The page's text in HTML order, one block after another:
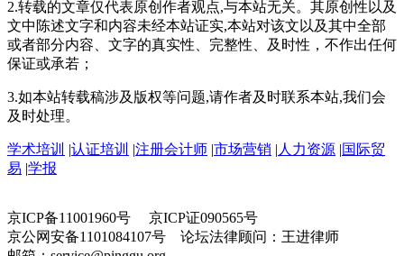
2.转载的文章仅代表原创作者观点,与本站无关。其原创性以及
文中陈述文字和内容未经本站证实,本站对该文以及其中全部
或者部分内容、文字的真实性、完整性、及时性，不作出任何
保证或承若；
3.如本站转载稿涉及版权等问题,请作者及时联系本站,我们会
及时处理。
学术培训 |认证培训 |注册会计师 |市场营销 | 人力资源 |国际贸
易 |学报
京ICP备11001960号 京ICP证090565号
京公网安备1101084107号 论坛法律顾问：王进律师